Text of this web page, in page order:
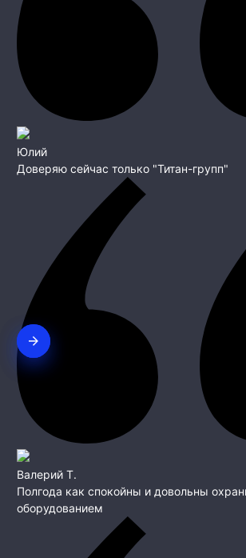
Юлий
Доверяю сейчас только "Титан-групп"
Валерий Т.
Полгода как спокойны и довольны
оборудованием